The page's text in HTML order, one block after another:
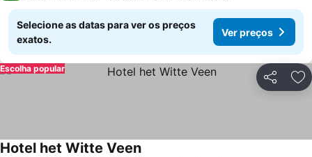
Selecione as datas para ver os preços
exatos.
Ver preços
Partilhar
Escolha popular
Hotel het Witte Veen